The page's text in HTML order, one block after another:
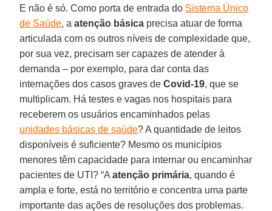
E não é só. Como porta de entrada do Sistema Único
de Saúde, aatenção básica precisa atuar de forma
articulada com os outros níveis de complexidade que,
por sua vez, precisam ser capazes de atender à
demanda – por exemplo, para dar conta das
internações dos casos graves de Covid-19, que se
multiplicam. Há testes e vagas nos hospitais para
receberem os usuários encaminhados pelas
unidades básicas de saúde? A quantidade de leitos
disponíveis é suficiente? Mesmo os municípios
menores têm capacidade para internar ou encaminhar
pacientes de UTI? “Aatenção primária, quando é
ampla e forte, está no território e concentra uma parte
importante das ações de resoluções dos problemas.